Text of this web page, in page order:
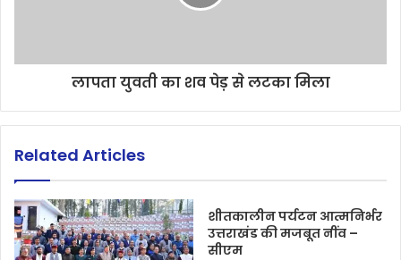
लापता युवती का शव पेड़ से लटका मिला
Related Articles
शीतकालीन पर्यटन आत्मनिर्भर
उत्तराखंड की मजबूत नींव –
सीएम